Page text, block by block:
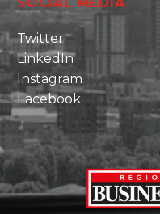
SOCIAL MEDIA
Twitter
LinkedIn
Instagram
Facebook